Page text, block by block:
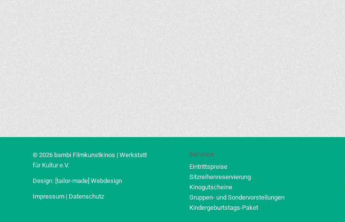
© 2026 bambi Filmkunstkinos | Werkstatt
für Kultur e.V.
Design: [tailor-made] Webdesign
Impressum | Datenschutz
Service
Eintrittspreise
Sitzreihenreservierung
Kinogutscheine
Gruppen- und Sondervorstellungen
Kindergeburtstags-Paket